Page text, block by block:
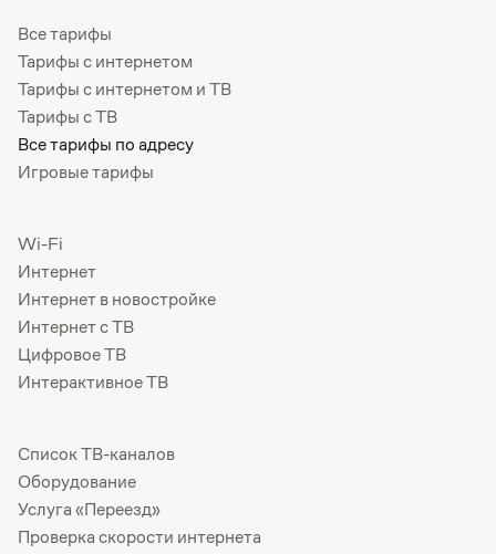
Все тарифы
Тарифы с интернетом
Тарифы с интернетом и ТВ
Тарифы с ТВ
Все тарифы по адресу
Игровые тарифы
Wi-Fi
Интернет
Интернет в новостройке
Интернет с ТВ
Цифровое ТВ
Интерактивное ТВ
Список ТВ-каналов
Оборудование
Услуга «Переезд»
Проверка скорости интернета